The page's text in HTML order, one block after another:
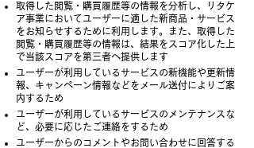
取得した閲覧・購買履歴等の情報を分析し、リタケ
ア事業においてユーザーに適した新商品・サービス
をお知らせするために利用します。また、取得した
閲覧・購買履歴等の情報は、結果をスコア化した上
で当該スコアを第三者へ提供します
ユーザーが利用しているサービスの新機能や更新情
報、キャンペーン情報などをメール送付によりご案
内するため
ユーザーが利用しているサービスのメンテナンスな
ど、必要に応じたご連絡をするため
ユーザーからのコメントやお問い合わせに回答する